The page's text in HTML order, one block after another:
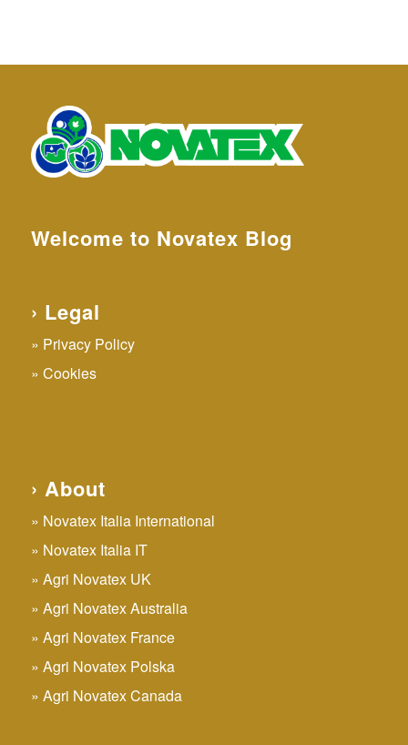
Welcome to Novatex Blog
› Legal
Privacy Policy
Cookies
› About
Novatex Italia International
Novatex Italia IT
Agri Novatex UK
Agri Novatex Australia
Agri Novatex France
Agri Novatex Polska
Agri Novatex Canada